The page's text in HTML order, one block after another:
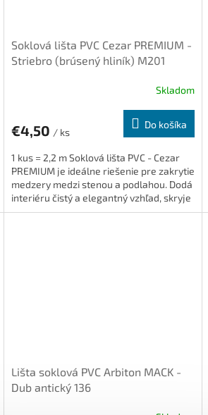
Soklová lišta PVC Cezar PREMIUM -
Striebro (brúsený hliník) M201
Skladom
€4,50 / ks
Do košíka
1 kus = 2,2 m Soklová lišta PVC - Cezar
PREMIUM je ideálne riešenie pre zakrytie
medzery medzi stenou a podlahou. Dodá
interiéru čistý a elegantný vzhľad, skryje
káble a je...
Lišta soklová PVC Arbiton MACK -
Dub antický 136